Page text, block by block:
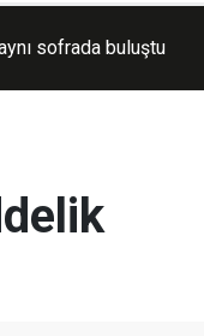
sofrada buluştu